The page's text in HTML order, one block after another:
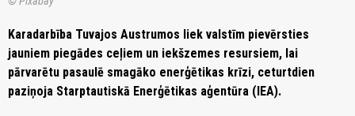
Karadarbība Tuvajos Austrumos liek valstīm pievērsties
jauniem piegādes ceļiem un iekšzemes resursiem, lai
pārvarētu pasaulē smagāko enerģētikas krīzi, ceturtdien
paziņoja Starptautiskā Enerģētikas aģentūra (IEA).